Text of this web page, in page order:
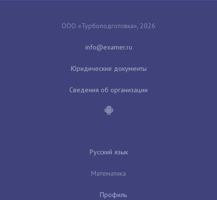
ООО «Турбоподготовка», 2026
Юридические документы
Сведения об организации
Русский язык
Математика
Профиль